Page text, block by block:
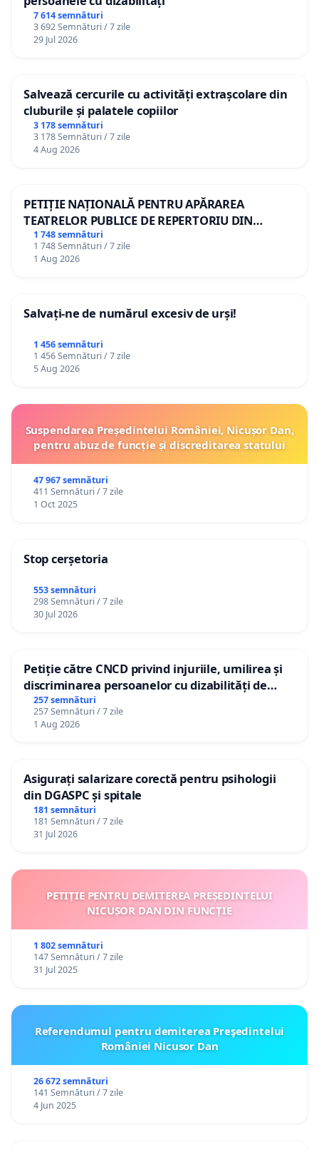
7 614 semnături
3 692 Semnături / 7 zile
29 Jul 2026
Salvează cercurile cu activități extrașcolare din
cluburile și palatele copiilor
3 178 semnături
3 178 Semnături / 7 zile
4 Aug 2026
PETIȚIE NAȚIONALĂ PENTRU APĂRAREA
TEATRELOR PUBLICE DE REPERTORIU DIN
ROMÂNIA
1 748 semnături
1 748 Semnături / 7 zile
1 Aug 2026
Salvați-ne de numărul excesiv de urși!
1 456 semnături
1 456 Semnături / 7 zile
5 Aug 2026
Suspendarea Președintelui României, Nicușor Dan,
pentru abuz de funcție și discreditarea statului
47 967 semnături
411 Semnături / 7 zile
1 Oct 2025
Stop cerșetoria
553 semnături
298 Semnături / 7 zile
30 Jul 2026
Petiție către CNCD privind injuriile, umilirea și
discriminarea persoanelor cu dizabilități de
către utilizatorul TikTok „Gorici”
257 semnături
257 Semnături / 7 zile
1 Aug 2026
Asigurați salarizare corectă pentru psihologii
din DGASPC și spitale
181 semnături
181 Semnături / 7 zile
31 Jul 2026
PETIȚIE PENTRU DEMITEREA PREȘEDINTELUI
NICUȘOR DAN DIN FUNCȚIE
1 802 semnături
147 Semnături / 7 zile
31 Jul 2025
Referendumul pentru demiterea Preşedintelui
României Nicusor Dan
26 672 semnături
141 Semnături / 7 zile
4 Jun 2025